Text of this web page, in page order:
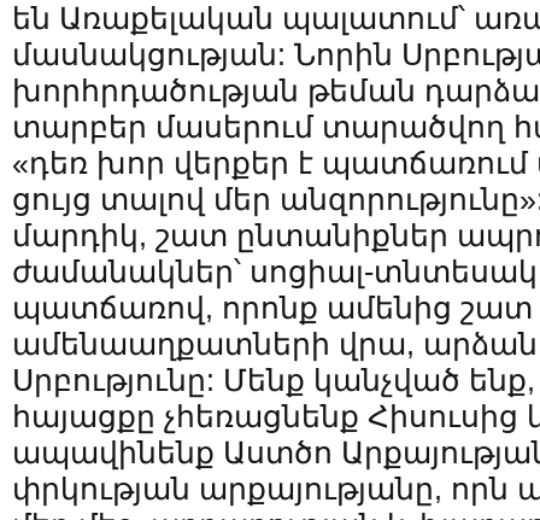
են Առաքելական պալատում՝
մասնակցության: Նորին
խորհրդածության թեման
տարբեր մասերում տարածվող
«դեռ խոր վերքեր է պատճառում
ցույց տալով մեր
մարդիկ, շատ ընտանիքներ
ժամանակներ՝ սոցիալ-
պատճառով, որոնք ամենից շատ
ամենաաղքատների վրա,
Սրբությունը: Մենք կանչված
հայացքը չհեռացնենք
ապավինենք Աստծո
փրկության արքայությանը, որն